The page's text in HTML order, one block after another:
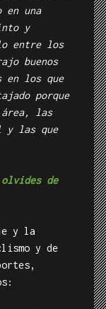
en una
y
entre los
buenos
en los que
porque
área, las
y las que
de
y la
y de